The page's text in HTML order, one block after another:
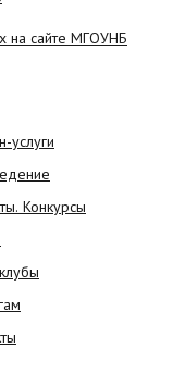
на сайте МГОУНБ
услуги
Конкурсы